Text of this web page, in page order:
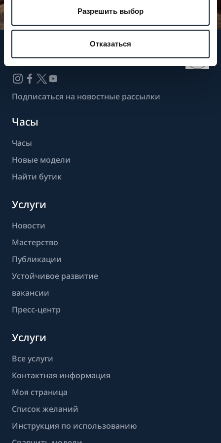
Разрешить выбор
Отказаться
Подписаться на новостные рассылки
Часы
Часы
Новые модели
Найти бутик
Услуги
Новости
Мастерство
Публикации
Устойчивое развитие
вакансии
Пресс-центр
Услуги
Все услуги
Контактная информация
Моя страница
Список желаний
Инструкция по использованию